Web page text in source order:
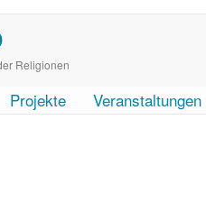
Religionen
Projekte Veranstaltungen